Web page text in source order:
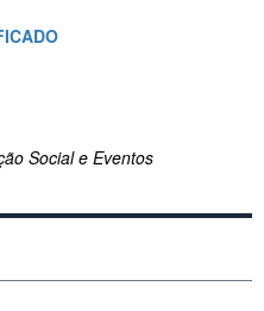
Social e Eventos